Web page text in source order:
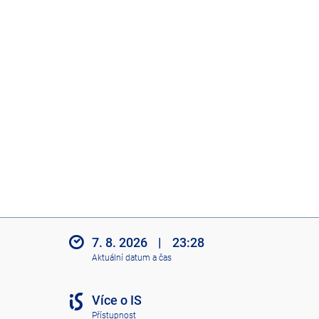
7. 8. 2026 | 23:28
Aktuální datum a čas
Více o IS
Přístupnost